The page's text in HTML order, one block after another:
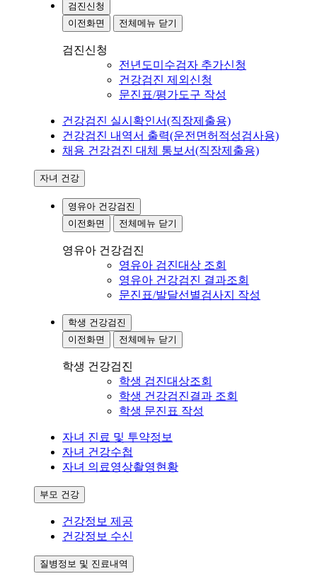
검진신청
이전화면
전체메뉴 닫기
검진신청
전년도미수검자 추가신청
건강검진 제외신청
문진표/평가도구 작성
건강검진 실시확인서(직장제출용)
건강검진 내역서 출력(운전면허적성검사용)
채용 건강검진 대체 통보서(직장제출용)
자녀 건강
영유아 건강검진
이전화면
전체메뉴 닫기
영유아 건강검진
영유아 검진대상 조회
영유아 건강검진 결과조회
문진표/발달선별검사지 작성
학생 건강검진
이전화면
전체메뉴 닫기
학생 건강검진
학생 검진대상조회
학생 건강검진결과 조회
학생 문진표 작성
자녀 진료 및 투약정보
자녀 건강수첩
자녀 의료영상촬영현황
부모 건강
건강정보 제공
건강정보 수신
질병정보 및 진료내역